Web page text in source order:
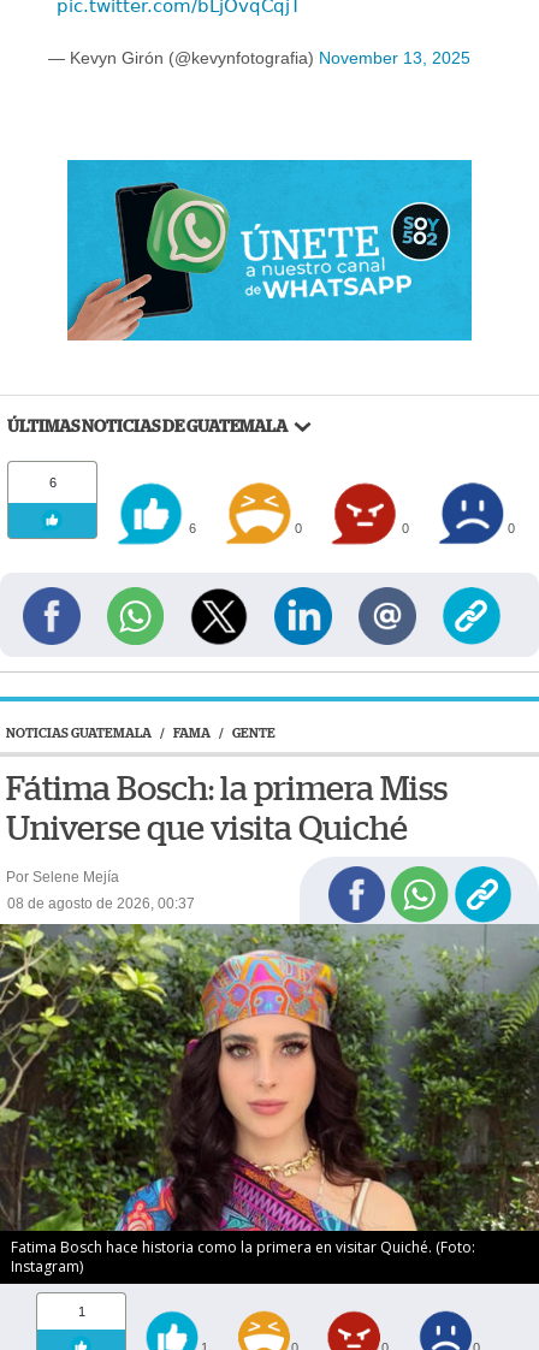
pic.twitter.com/bLjOvqCqjT
— Kevyn Girón (@kevynfotografia) November 13, 2025
ÚLTIMAS NOTICIAS DE GUATEMALA
6
6 0 0 0
NOTICIAS GUATEMALA / FAMA / GENTE
Fátima Bosch: la primera Miss
Universe que visita Quiché
Por Selene Mejía
08 de agosto de 2026, 00:37
Fatima Bosch hace historia como la primera en visitar Quiché. (Foto:
Instagram)
1